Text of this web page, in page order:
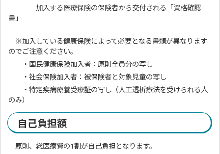
加入する医療保険の保険者から交付される「資格確認
書」
※加入している健康保険によって必要となる書類が異なります
のでご注意ください。
・国民健康保険加入者：原則全員分の写し
・社会保険加入者：被保険者と対象児童の写し
・特定疾病療養受療証の写し（人工透析療法を受けられる人
のみ）
自己負担額
原則、総医療費の1割が自己負担となります。